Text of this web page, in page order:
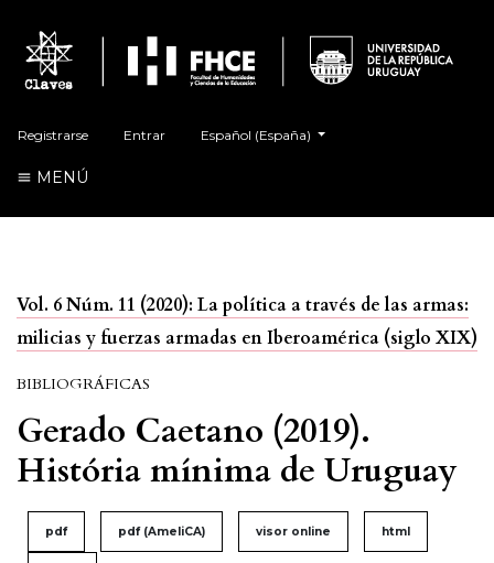
Registrarse Entrar Español (España)
MENÚ
Vol. 6 Núm. 11 (2020): La política a través de las armas:
milicias y fuerzas armadas en Iberoamérica (siglo XIX)
BIBLIOGRÁFICAS
Gerado Caetano (2019).
História mínima de Uruguay
pdf pdf (AmeliCA) visor online html